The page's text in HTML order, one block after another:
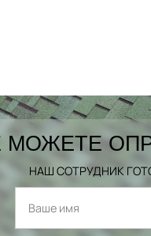
МОЖЕТЕ
НАШ СОТРУДНИК